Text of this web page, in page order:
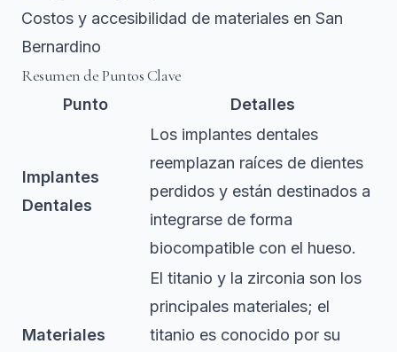
Costos y accesibilidad de materiales en San
Bernardino
Resumen de Puntos Clave
Punto Detalles
Implantes
Dentales
Los implantes dentales
reemplazan raíces de dientes
perdidos y están destinados a
integrarse de forma
biocompatible con el hueso.
Materiales
El titanio y la zirconia son los
principales materiales; el
titanio es conocido por su